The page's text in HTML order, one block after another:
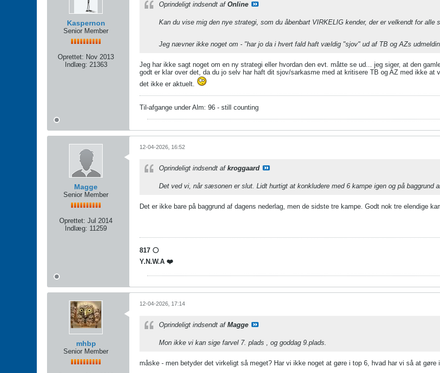
Kaspernon
Senior Member
Oprettet: Nov 2013
Indlæg: 21363
Oprindeligt indsendt af Online
Kan du vise mig den nye strategi, som du åbenbart VIRKELIG kender, der er velkendt for alle
Jeg nævner ikke noget om - "har jo da i hvert fald haft vældig "sjov" ud af TB og AZs
Jeg har ikke sagt noget om en ny strategi eller hvordan den evt. måtte se ud... jeg siger, at den
godt er klar over det, da du jo selv har haft dit sjov/sarkasme med at kritisere TB og AZ med ikke
det ikke er aktuelt.
Til-afgange under Alm: 96 - still counting
Magge
Senior Member
Oprettet: Jul 2014
Indlæg: 11259
12-04-2026, 16:52
Oprindeligt indsendt af kroggaard
Det ved vi, når sæsonen er slut. Lidt hurtigt at konkludere med 6 kampe igen og på baggrund
Det er ikke bare på baggrund af dagens nederlag, men de sidste tre kampe. Godt nok tre elendige
817 ⚪️
Y.N.W.A ❤️
mhbp
Senior Member
12-04-2026, 17:14
Oprindeligt indsendt af Magge
Mon ikke vi kan sige farvel 7. plads , og goddag 9.plads.
måske - men betyder det virkeligt så meget? Har vi ikke noget at gøre i top 6, hvad har vi så at gøre